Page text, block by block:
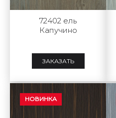
72402 ель
Капучино
ЗАКАЗАТЬ
НОВИНКА